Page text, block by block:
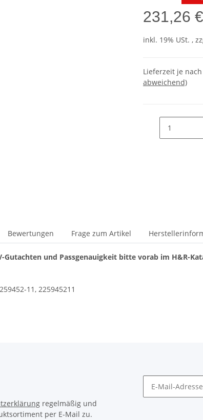
231,26 €
inkl. 19% USt. ,
Lieferzeit je
abweichend)
Bewertungen Frage zum Artikel
Gutachten und Passgenauigkeit bitte vorab im H&R-
11, 225945211
regelmäßig und
per E-Mail zu.